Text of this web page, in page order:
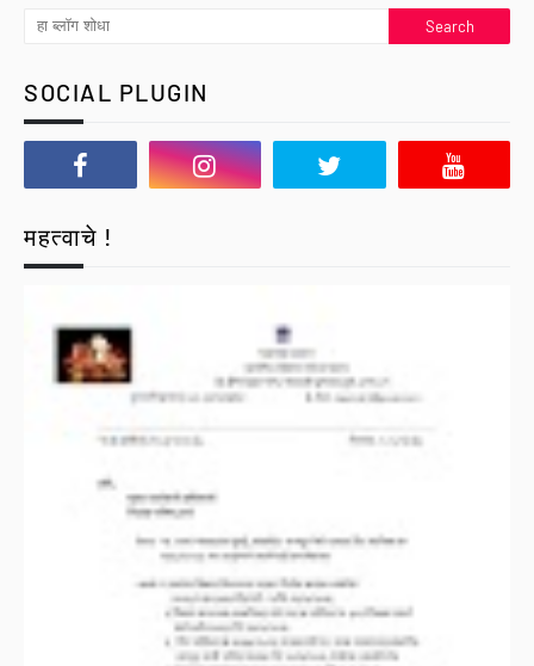
SOCIAL PLUGIN
महत्वाचे !